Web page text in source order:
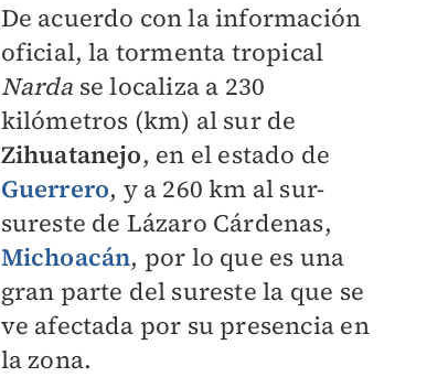
De acuerdo con la información
oficial, la tormenta tropical
Narda se localiza a 230
kilómetros (km) al sur de
Zihuatanejo, en el estado de
Guerrero, y a 260 km al sur-
sureste de Lázaro Cárdenas,
Michoacán, por lo que es una
gran parte del sureste la que se
ve afectada por su presencia en
la zona.